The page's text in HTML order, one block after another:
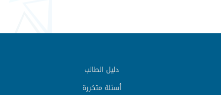
دليل الطالب
أسئلة متكررة